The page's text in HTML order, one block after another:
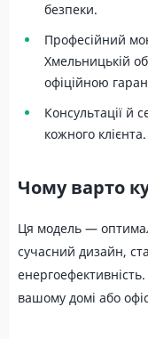
безпеки.
Професійний
Хмельницькій
офіційною
Консультації й
кожного клієнта.
Чому варто
Ця модель —
сучасний дизайн,
вашому домі або